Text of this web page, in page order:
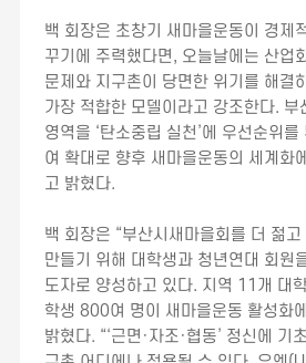
백 회장은 초창기 새마을운동이 경제
꾸기에 주력했다면, 오늘날에는 산업
문제와 지구촌이 당면한 위기를 해결
가장 적합한 모델이라고 강조한다. 부
영역을 ‘탄소중립 실천’에 우선순위
여 확대로 향후 새마을운동의 세계화
고 밝혔다.
백 회장은 “부산시새마을회를 더 젊
만들기 위해 대학생과 청년연대 회원
도자로 양성하고 있다. 지역 11개 대
학생 800여 명이 새마을운동 활성화
밝혔다. “‘근면·자조·협동’ 정신에 기